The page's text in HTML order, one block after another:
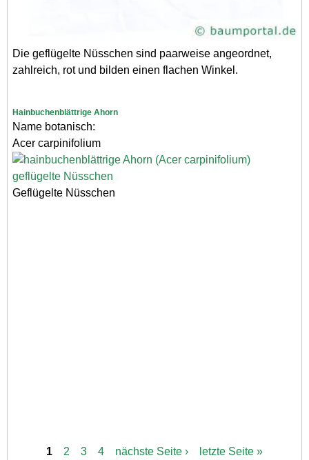
Die geflügelte Nüsschen sind paarweise angeordnet,
zahlreich, rot und bilden einen flachen Winkel.
Hainbuchenblättrige Ahorn
Name botanisch:
Acer carpinifolium
Geflügelte Nüsschen
1 2 3 4 nächste Seite › letzte Seite »